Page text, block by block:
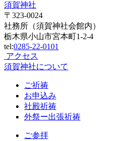
須賀神社
〒323-0024
社務所（須賀神社会館内）
栃木県小山市宮本町1-2-4
tel:0285-22-0101
アクセス
須賀神社について
ご祈祷
お申込み
社殿祈祷
外祭ー出張祈祷
ご参拝